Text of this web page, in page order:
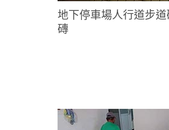
地下停車場人行道步
磚